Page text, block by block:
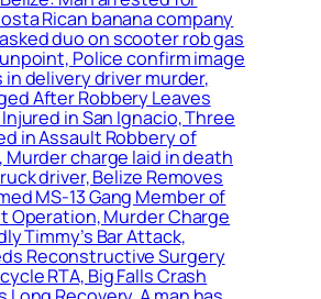
Rican banana company
duo on scooter rob gas
Police confirm image
delivery driver murder,
After Robbery Leaves
in San Ignacio, Three
in Assault Robbery of
Murder charge laid in death
driver, Belize Removes
MS-13 Gang Member of
Operation, Murder Charge
Timmy’s Bar Attack,
Reconstructive Surgery
RTA, Big Falls Crash